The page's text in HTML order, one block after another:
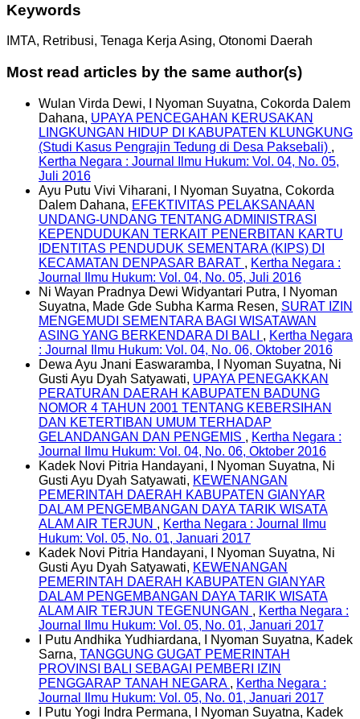
Keywords
IMTA, Retribusi, Tenaga Kerja Asing, Otonomi Daerah
Most read articles by the same author(s)
Wulan Virda Dewi, I Nyoman Suyatna, Cokorda Dalem
Dahana, UPAYA PENCEGAHAN KERUSAKAN
LINGKUNGAN HIDUP DI KABUPATEN KLUNGKUNG
(Studi Kasus Pengrajin Tedung di Desa Paksebali) ,
Kertha Negara : Journal Ilmu Hukum: Vol. 04, No. 05,
Juli 2016
Ayu Putu Vivi Viharani, I Nyoman Suyatna, Cokorda
Dalem Dahana, EFEKTIVITAS PELAKSANAAN
UNDANG-UNDANG TENTANG ADMINISTRASI
KEPENDUDUKAN TERKAIT PENERBITAN KARTU
IDENTITAS PENDUDUK SEMENTARA (KIPS) DI
KECAMATAN DENPASAR BARAT , Kertha Negara :
Journal Ilmu Hukum: Vol. 04, No. 05, Juli 2016
Ni Wayan Pradnya Dewi Widyantari Putra, I Nyoman
Suyatna, Made Gde Subha Karma Resen, SURAT IZIN
MENGEMUDI SEMENTARA BAGI WISATAWAN
ASING YANG BERKENDARA DI BALI , Kertha Negara
: Journal Ilmu Hukum: Vol. 04, No. 06, Oktober 2016
Dewa Ayu Jnani Easwaramba, I Nyoman Suyatna, Ni
Gusti Ayu Dyah Satyawati, UPAYA PENEGAKKAN
PERATURAN DAERAH KABUPATEN BADUNG
NOMOR 4 TAHUN 2001 TENTANG KEBERSIHAN
DAN KETERTIBAN UMUM TERHADAP
GELANDANGAN DAN PENGEMIS , Kertha Negara :
Journal Ilmu Hukum: Vol. 04, No. 06, Oktober 2016
Kadek Novi Pitria Handayani, I Nyoman Suyatna, Ni
Gusti Ayu Dyah Satyawati, KEWENANGAN
PEMERINTAH DAERAH KABUPATEN GIANYAR
DALAM PENGEMBANGAN DAYA TARIK WISATA
ALAM AIR TERJUN , Kertha Negara : Journal Ilmu
Hukum: Vol. 05, No. 01, Januari 2017
Kadek Novi Pitria Handayani, I Nyoman Suyatna, Ni
Gusti Ayu Dyah Satyawati, KEWENANGAN
PEMERINTAH DAERAH KABUPATEN GIANYAR
DALAM PENGEMBANGAN DAYA TARIK WISATA
ALAM AIR TERJUN TEGENUNGAN , Kertha Negara :
Journal Ilmu Hukum: Vol. 05, No. 01, Januari 2017
I Putu Andhika Yudhiardana, I Nyoman Suyatna, Kadek
Sarna, TANGGUNG GUGAT PEMERINTAH
PROVINSI BALI SEBAGAI PEMBERI IZIN
PENGGARAP TANAH NEGARA , Kertha Negara :
Journal Ilmu Hukum: Vol. 05, No. 01, Januari 2017
I Putu Yogi Indra Permana, I Nyoman Suyatna, Kadek